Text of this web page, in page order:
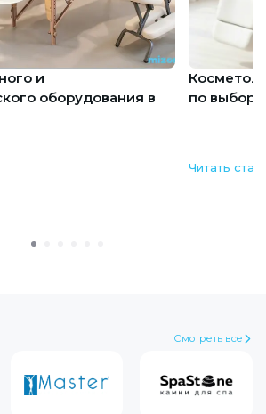
и
оборудования в
по
Читать
Смотреть все